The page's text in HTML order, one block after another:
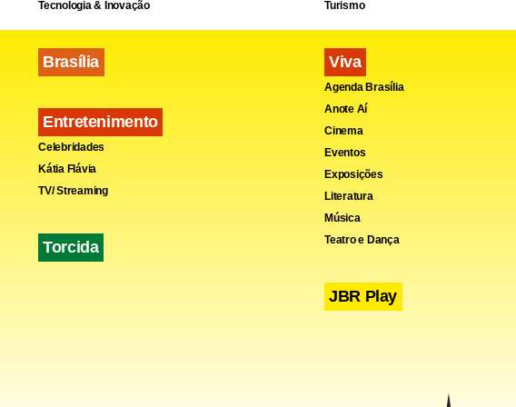
Facebook
Tecnologia & Inovação
Brasília
Entretenimento
Celebridades
Kátia Flávia
TV/ Streaming
Torcida
Turismo
Viva
Agenda Brasília
Anote Aí
Cinema
Eventos
Exposições
Literatura
Música
Teatro e Dança
JBR Play